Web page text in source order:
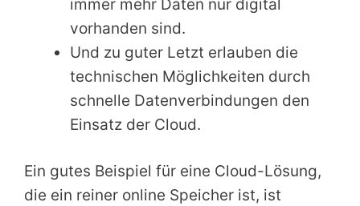
immer mehr Daten nur digital
vorhanden sind.
Und zu guter Letzt erlauben die
technischen Möglichkeiten durch
schnelle Datenverbindungen den
Einsatz der Cloud.
Ein gutes Beispiel für eine Cloud-Lösung,
die ein reiner online Speicher ist, ist